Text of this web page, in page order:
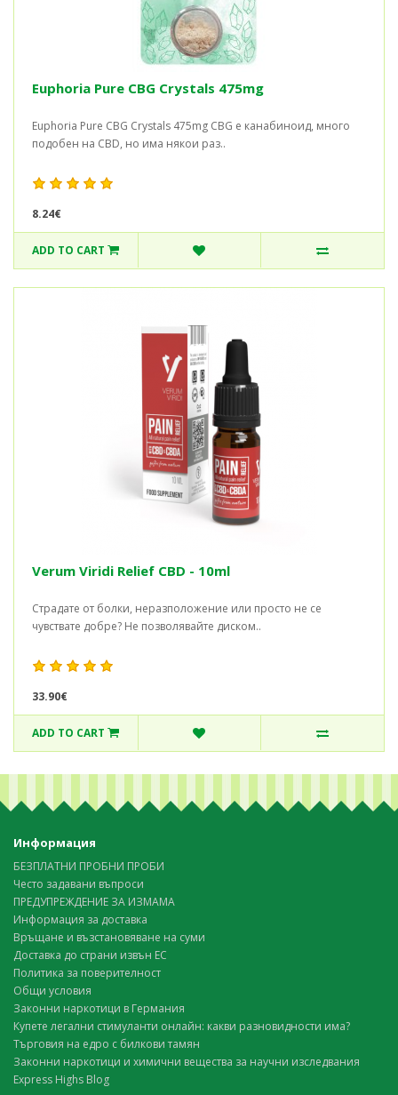
Euphoria Pure CBG Crystals 475mg
Euphoria Pure CBG Crystals 475mg CBG е канабиноид, много
подобен на CBD, но има някои раз..
8.24€
ADD TO CART
Verum Viridi Relief CBD - 10ml
Страдате от болки, неразположение или просто не се
чувствате добре? Не позволявайте диском..
33.90€
ADD TO CART
Информация
БЕЗПЛАТНИ ПРОБНИ ПРОБИ
Често задавани въпроси
ПРЕДУПРЕЖДЕНИЕ ЗА ИЗМАМА
Информация за доставка
Връщане и възстановяване на суми
Доставка до страни извън ЕС
Политика за поверителност
Общи условия
Законни наркотици в Германия
Купете легални стимуланти онлайн: какви разновидности има?
Търговия на едро с билкови тамян
Законни наркотици и химични вещества за научни изследвания
Express Highs Blog